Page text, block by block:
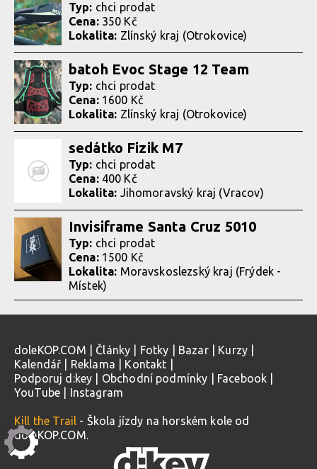
Typ: chci prodat
Cena: 350 Kč
Lokalita: Zlínský kraj (Otrokovice)
batoh Evoc Stage 12 Team
Typ: chci prodat
Cena: 1600 Kč
Lokalita: Zlínský kraj (Otrokovice)
sedátko Fizik M7
Typ: chci prodat
Cena: 400 Kč
Lokalita: Jihomoravský kraj (Vracov)
Invisiframe Santa Cruz 5010
Typ: chci prodat
Cena: 1500 Kč
Lokalita: Moravskoslezský kraj (Frýdek -
Místek)
doleKOP.COM Články Fotky Bazar| Kurzy
Kalendář
Reklama Kontakt
Podporuj d:key
Obchodní podmínky Facebook
YouTube
Instagram
Kill the Trail - Škola jízdy na horském kole od
doleKOP.COM.